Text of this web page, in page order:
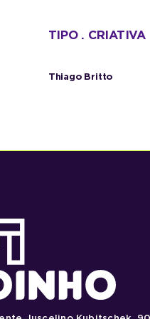
TIPO . CRIATIVA
Thiago Britto